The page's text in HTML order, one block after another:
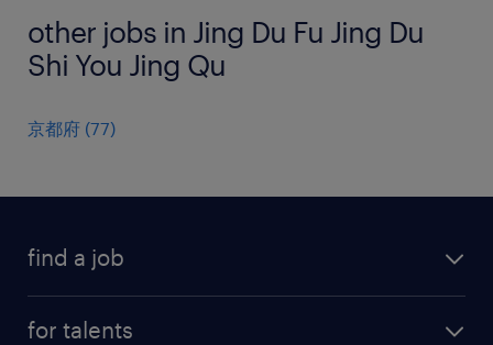
other jobs in Jing Du Fu Jing Du
Shi You Jing Qu
京都府 (77)
find a job
for talents